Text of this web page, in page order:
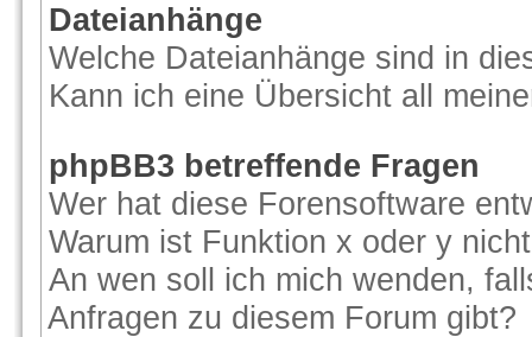
Dateianhänge
Welche Dateianhänge sind in
Kann ich eine Übersicht all
phpBB3 betreffende Fragen
Wer hat diese Forensoftware
Warum ist Funktion x oder y
An wen soll ich mich wenden,
Anfragen zu diesem Forum gibt?